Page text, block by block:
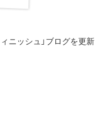
ニッシュ」ブログを更新